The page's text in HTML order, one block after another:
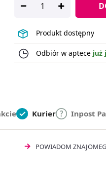
Produkt dostępny
Odbiór w aptece już
Kurier Inpost
POWIADOM